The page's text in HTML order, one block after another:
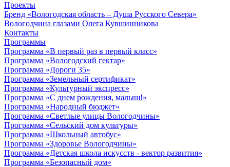
Проекты
Бренд «Вологодская область – Душа Русского Севера»
Вологодчина глазами Олега Кувшинникова
Контакты
Программы
Программа «В первый раз в первый класс»
Программа «Вологодский гектар»
Программа «Дороги 35»
Программа «Земельный сертификат»
Программа «Культурный экспресс»
Программа «С днем рождения, малыш!»
Программа «Народный бюджет»
Программа «Светлые улицы Вологодчины»
Программа «Сельский дом культуры»
Программа «Школьный автобус»
Программа «Здоровье Вологодчины»
Программа «Детская школа искусств - вектор развития»
Программа «Безопасный дом»